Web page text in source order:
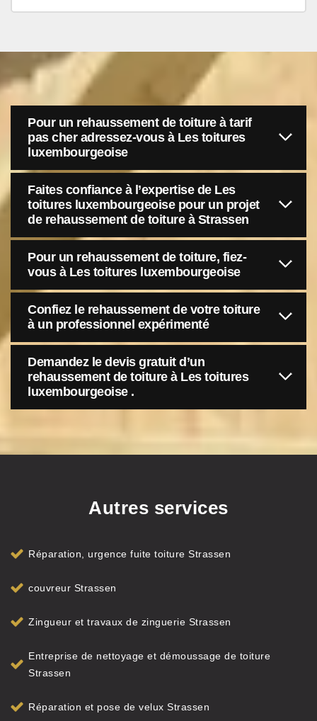
Pour un rehaussement de toiture à tarif
pas cher adressez-vous à Les toitures
luxembourgeoise
Faites confiance à l’expertise de Les
toitures luxembourgeoise pour un projet
de rehaussement de toiture à Strassen
Pour un rehaussement de toiture, fiez-
vous à Les toitures luxembourgeoise
Confiez le rehaussement de votre toiture
à un professionnel expérimenté
Demandez le devis gratuit d’un
rehaussement de toiture à Les toitures
luxembourgeoise .
Autres services
Réparation, urgence fuite toiture Strassen
couvreur Strassen
Zingueur et travaux de zinguerie Strassen
Entreprise de nettoyage et démoussage de toiture
Strassen
Réparation et pose de velux Strassen